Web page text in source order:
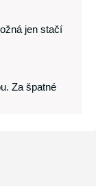
jen stačí
Za špatné